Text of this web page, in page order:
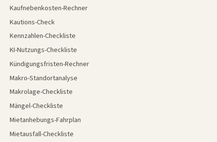
Kaufnebenkosten-Rechner
Kautions-Check
Kennzahlen-Checkliste
KI-Nutzungs-Checkliste
Kündigungsfristen-Rechner
Makro-Standortanalyse
Makrolage-Checkliste
Mängel-Checkliste
Mietanhebungs-Fahrplan
Mietausfall-Checkliste